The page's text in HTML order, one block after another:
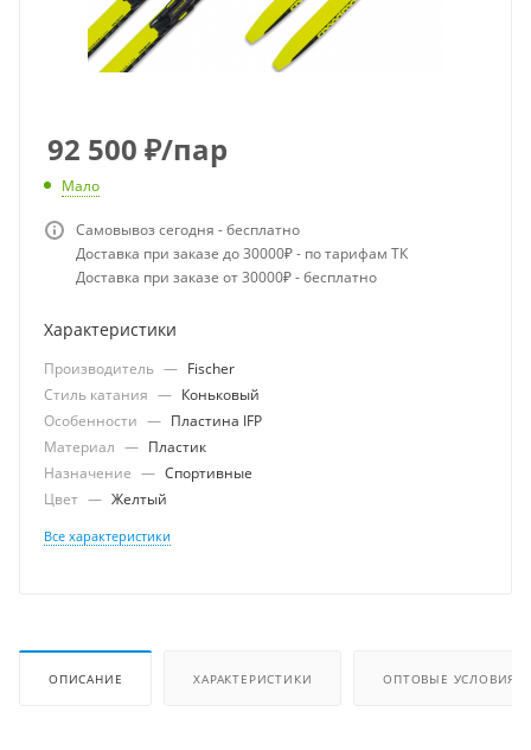
92 500 ₽/пар
Мало
Самовывоз сегодня - бесплатно
Доставка при заказе до 30000₽ - по тарифам ТК
Доставка при заказе от 30000₽ - бесплатно
Характеристики
Производитель — Fischer
Стиль катания — Коньковый
Особенности — Пластина IFP
Материал — Пластик
Назначение — Спортивные
Цвет — Желтый
Все характеристики
ОПИСАНИЕ ХАРАКТЕРИСТИКИ ОПТОВЫЕ УСЛОВИЯ